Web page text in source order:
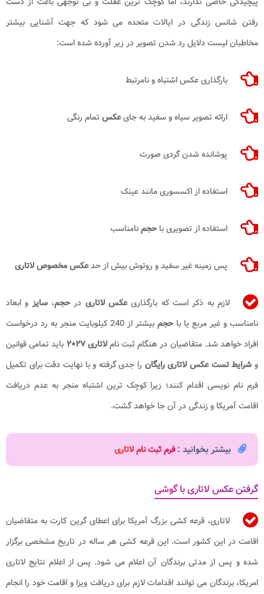
رفتن شانس زندگی در ایالات متحده می شود که جهت آشنایی بیشتر
مخاطبان لیست دلایل رد شدن تصویر در زیر آورده شده است:
بارگذاری عکس اشتباه و نامرتبط
ارائه تصویر سیاه و سفید به جایعکس تمام رنگی
پوشانده شدن گردی صورت
استفاده از اکسسوری مانند عینک
استفاده از تصویری باحجمنامناسب
پس زمینه غیر سفید و روتوش بیش از حدعکس مخصوص لاتاری
لازم به ذکر است که بارگذاریعکس لاتاری درحجم،سایز و ابعاد
نامناسب و غیر مربع یا باحجم
بیشتر از 240 کیلوبایت منجر به رد درخواست
افراد خواهد شد. متقاضیان در هنگام ثبت ناملاتاری ۲۰۲۷
باید تمامی قوانین
و شرایط تست عکس لاتاری رایگان را جدی گرفته و با نهایت دقت برای تکمیل
فرم نام نویسی اقدام کنند؛ زیرا کوچک ترین اشتباه منجر به عدم دریافت
اقامت آمریکا و زندگی در آن جا خواهد گشت.
بیشتر بخوانید : فرم ثبت نام لاتاری
گرفتن عکس لاتاری با گوشی
لاتاری، قرعه کشی بزرگ آمریکا برای اعطای گرین کارت به متقاضیان
اقامت در این کشور است. این قرعه کشی هر ساله در تاریخ مشخصی برگزار
شده و پس از مدتی برندگان آن اعلام می شود. پس از اعلام نتایج لاتاری
امریکا، برندگان می توانند اقدامات لازم برای دریافت ویزا و اقامت خود را انجام